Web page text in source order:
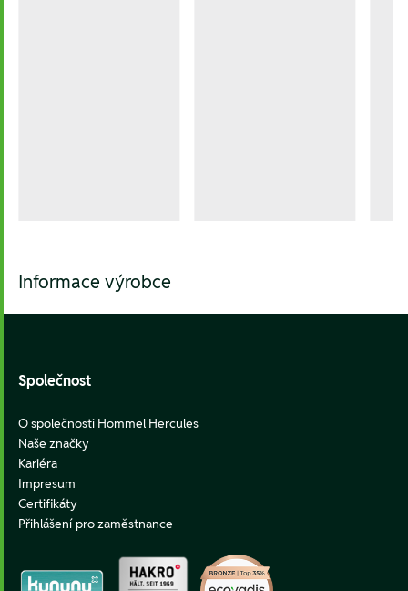
Informace výrobce
Footer
Společnost
O společnosti Hommel Hercules
Naše značky
Kariéra
Impresum
Certifikáty
Přihlášení pro zaměstnance